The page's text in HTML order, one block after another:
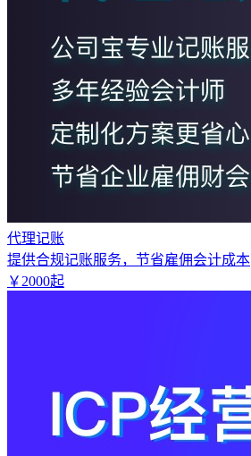
代理记账
提供合规记账服务，节省雇佣会计成本
￥ 2000起